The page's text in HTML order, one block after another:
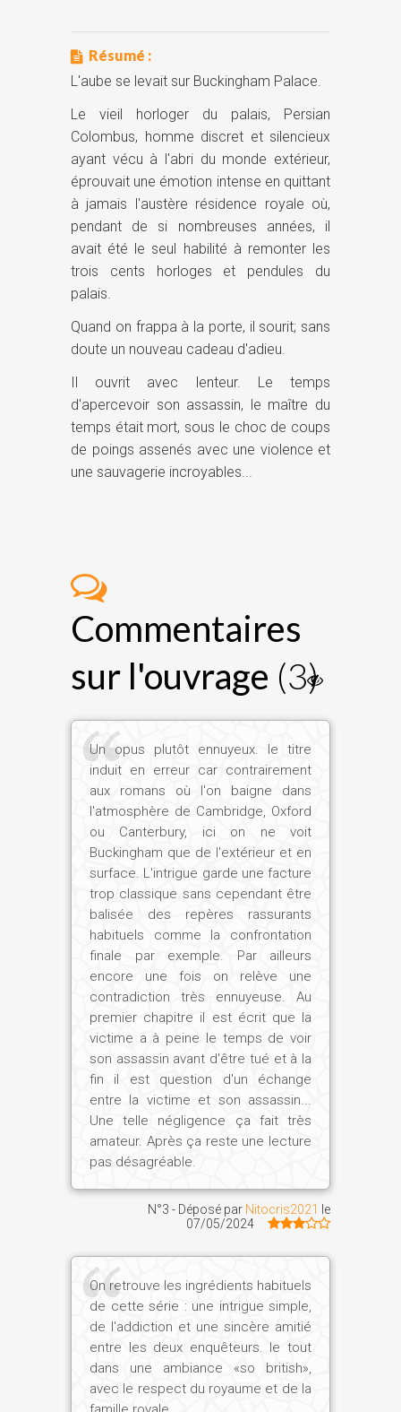
Résumé :
L'aube se levait sur Buckingham Palace.
Le vieil horloger du palais, Persian
Colombus, homme discret et silencieux
ayant vécu à l'abri du monde extérieur,
éprouvait une émotion intense en quittant
à jamais l'austère résidence royale où,
pendant de si nombreuses années, il
avait été le seul habilité à remonter les
trois cents horloges et pendules du
palais.
Quand on frappa à la porte, il sourit; sans
doute un nouveau cadeau d'adieu.
Il ouvrit avec lenteur. Le temps
d'apercevoir son assassin, le maître du
temps était mort, sous le choc de coups
de poings assenés avec une violence et
une sauvagerie incroyables...
Commentaires
sur l'ouvrage (3)
Un opus plutôt ennuyeux. le titre
induit en erreur car contrairement
aux romans où l'on baigne dans
l'atmosphère de Cambridge, Oxford
ou Canterbury, ici on ne voit
Buckingham que de l'extérieur et en
surface. L'intrigue garde une facture
trop classique sans cependant être
balisée des repères rassurants
habituels comme la confrontation
finale par exemple. Par ailleurs
encore une fois on relève une
contradiction très ennuyeuse. Au
premier chapitre il est écrit que la
victime a à peine le temps de voir
son assassin avant d'être tué et à la
fin il est question d'un échange
entre la victime et son assassin...
Une telle négligence ça fait très
amateur. Après ça reste une lecture
pas désagréable.
N°3 - Déposé par Nitocris2021
le
07/05/2024
On retrouve les ingrédients habituels
de cette série : une intrigue simple,
de l'addiction et une sincère amitié
entre les deux enquêteurs. le tout
dans une ambiance «so british»,
avec le respect du royaume et de la